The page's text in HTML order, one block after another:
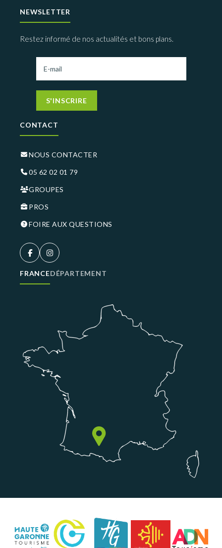
NEWSLETTER
Restez informé de nos actualités et bons plans.
S'INSCRIRE
CONTACT
NOUS CONTACTER
05 62 02 01 79
GROUPES
PROS
FOIRE AUX QUESTIONS
FRANCEDÉPARTEMENT